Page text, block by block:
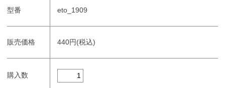
型番 eto_1909
販売価格 440円(税込)
購入数